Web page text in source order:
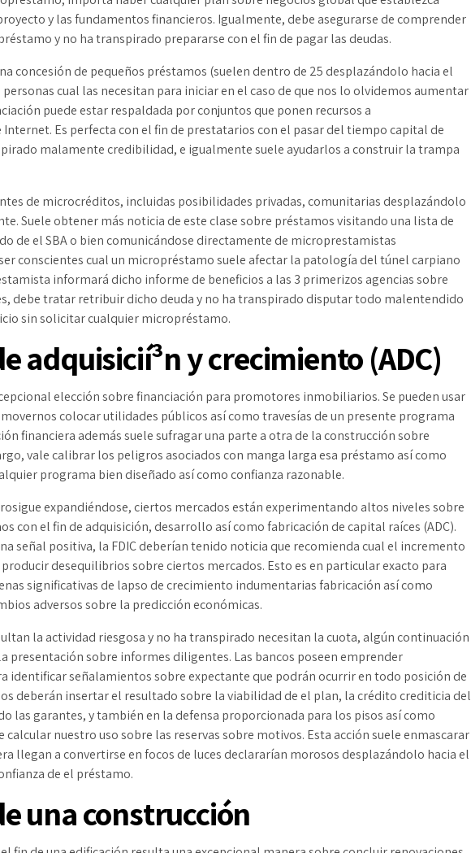
y las fundamentos financieros. Igualmente, debe asegurarse de comprender
y no ha transpirado prepararse con el fin de pagar las deudas.
concesión de pequeños préstamos (suelen dentro de 25 desplazándolo hacia el
cual las necesitan para iniciar en el caso de que nos lo olvidemos aumentar
puede estar respaldada por conjuntos que ponen recursos a
Es perfecta con el fin de prestatarios con el pasar del tiempo capital de
malamente credibilidad, e igualmente suele ayudarlos a construir la trampa
de microcréditos, incluidas posibilidades privadas, comunitarias desplazándolo
Suele obtener más noticia de este clase sobre préstamos visitando una lista de
de el SBA o bien comunicándose directamente de microprestamistas
conscientes cual un micropréstamo suele afectar la patologí­a del túnel carpiano
informará dicho informe de beneficios a las 3 primerizos agencias sobre
debe tratar retribuir dicho deuda y no ha transpirado disputar todo malentendido
sin solicitar cualquier micropréstamo.
adquisicií³n y crecimiento (ADC)
elección sobre financiación para promotores inmobiliarios. Se pueden usar
colocar utilidades públicos así­ como travesí­as de un presente programa
financiera además suele sufragar una parte a otra de la construcción sobre
vale calibrar los peligros asociados con manga larga esa préstamo así­ como
programa bien diseñado así­ como confianza razonable.
expandiéndose, ciertos mercados están experimentando altos niveles sobre
con el fin de adquisición, desarrollo así­ como fabricación de capital raíces (ADC).
señal positiva, la FDIC deberían tenido noticia que recomienda cual el incremento
desequilibrios sobre ciertos mercados. Esto es en particular exacto para
significativas de lapso de crecimiento indumentarias fabricación así­ como
adversos sobre la predicción económicas.
la actividad riesgosa y no ha transpirado necesitan la cuota, algún continuación
presentación sobre informes diligentes. Las bancos poseen emprender
identificar señalamientos sobre expectante que podrán ocurrir en todo posición de
deberán insertar el resultado sobre la viabilidad de el plan, la crédito crediticia del
las garantes, y también en la defensa proporcionada para los pisos así­ como
calcular nuestro uso sobre las reservas sobre motivos. Esta acción suele enmascarar
llegan a convertirse en focos de luces declararían morosos desplazándolo hacia el
de el préstamo.
una construcción